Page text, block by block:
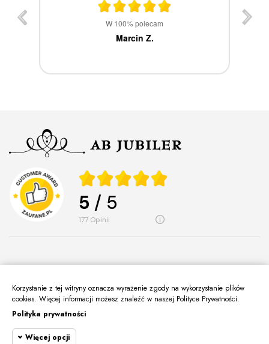
W 100% polecam
Marcin Z.
5 / 5
177 opinii
O Nas
Informacje
Korzystanie z tej witryny oznacza wyrażenie zgody na wykorzystanie plików
cookies. Więcej informacji możesz znaleźć w naszej Polityce Prywatności.
Polityka prywatności
Więcej opcji